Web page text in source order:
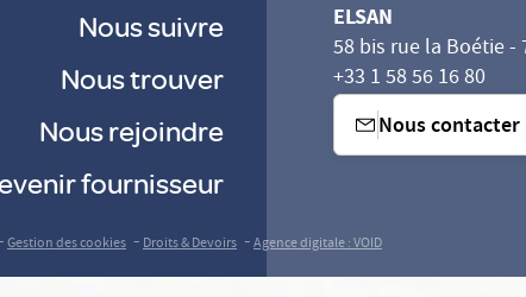
Nous suivre
Nous trouver
Nous rejoindre
fournisseur
ELSAN
58 bis rue la Boétie -
+33 1 58 56 16 80
Nous contacter
Gestion des cookies -Droits & Devoirs -Agence digitale : VOID